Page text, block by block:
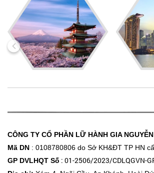
CÔNG TY CỔ PHẦN LỮ HÀNH GIA NGUYỄN
Mã DN : 0108780806 do Sở KH&ĐT TP HN
GP DVLHQT Số : 01-2506/2023/CDLQGVN-